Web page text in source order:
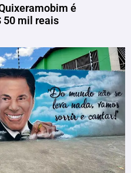
é
50 mil reais